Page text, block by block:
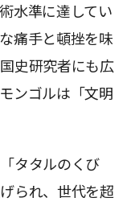
水準に達してい
痛手と頓挫を味
史研究者にも広
ンゴルは「文明
タタルのくび
られ、世代を超